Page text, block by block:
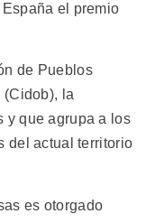
el premio
de Pueblos
(Cidob), la
y que agrupa a los
del actual territorio
es otorgado